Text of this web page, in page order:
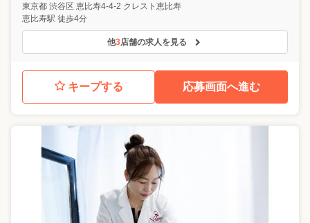
東京都 渋谷区 恵比寿4-4-2 クレスト恵比寿
恵比寿駅 徒歩4分
他3店舗の求人を見る
キープする 応募画面へ進む